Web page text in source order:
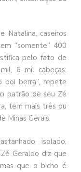
Natalina, caseiros
“somente” 400
pelo fato de
6 mil cabeças.
boi berra”, repete
patrão de seu Zé
tem mais três ou
Minas Gerais.
isolado,
Geraldo diz que
que o bicho é